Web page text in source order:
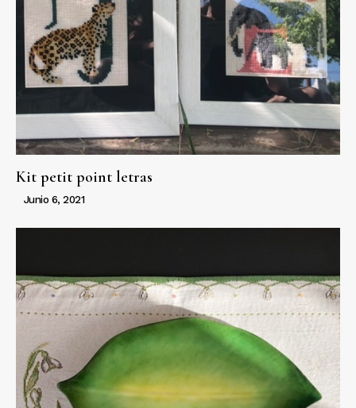
Kit petit point letras
Junio 6, 2021